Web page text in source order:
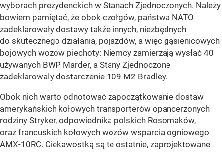
wyborach prezydenckich w Stanach Zjednoczonych. Należy
bowiem pamiętać, że obok czołgów, państwa NATO
zadeklarowały dostawy także innych, niezbędnych
do skutecznego działania, pojazdów, a więc gąsienicowych
bojowych wozów piechoty: Niemcy zamierzają wysłać 40
używanych BWP Marder, a Stany Zjednoczone
zadeklarowały dostarczenie 109 M2 Bradley.
Obok nich warto odnotować zapoczątkowanie dostaw
amerykańskich kołowych transporterów opancerzonych
rodziny Stryker, odpowiednika polskich Rosomaków,
oraz francuskich kołowych wozów wsparcia ogniowego
AMX-10RC. Ciekawostką są te ostatnie, zaprojektowane